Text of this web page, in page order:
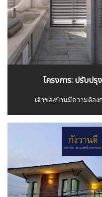
โครงการ: ปรับปรุ
เจ้าของบ้านมีความต้อง